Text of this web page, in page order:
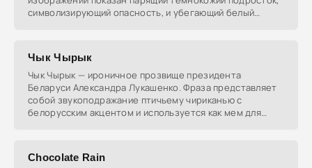
символизирующий опасность, и убегающий белый
Чык Чырык
Чык Чырык — ироничное прозвище президента
Беларуси Александра Лукашенко. Фраза представляет
собой звукоподражание птичьему чириканью с
белорусским акцентом и используется как мем для
Chocolate Rain